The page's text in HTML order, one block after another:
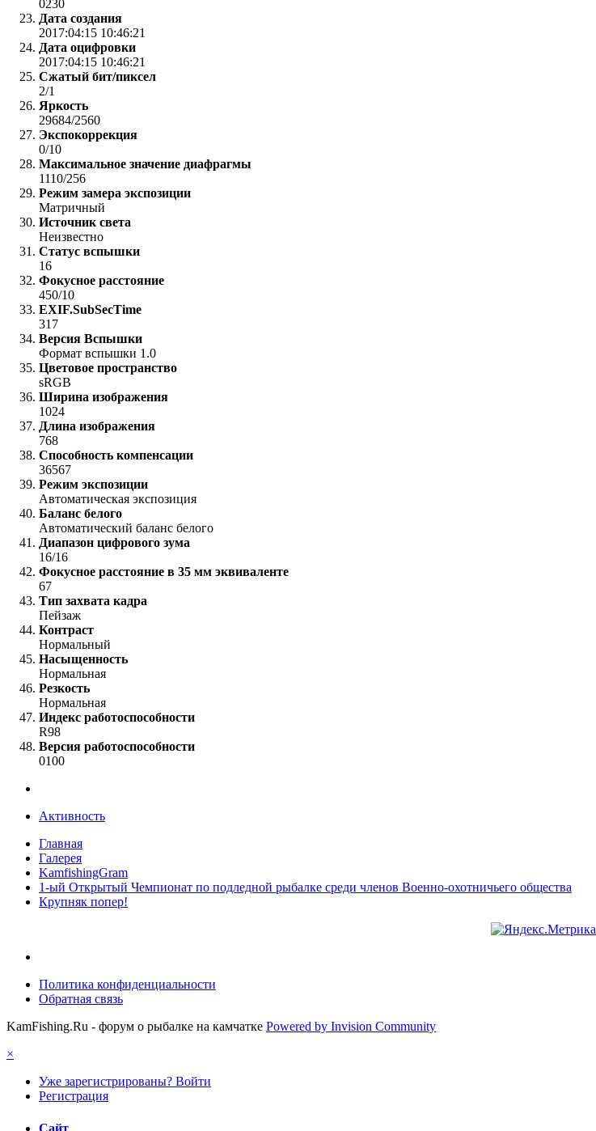
0230
Дата создания
2017:04:15 10:46:21
Дата оцифровки
2017:04:15 10:46:21
Сжатый бит/пиксел
2/1
Яркость
29684/2560
Экспокоррекция
0/10
Максимальное значение диафрагмы
1110/256
Режим замера экспозиции
Матричный
Источник света
Неизвестно
Статус вспышки
16
Фокусное расстояние
450/10
EXIF.SubSecTime
317
Версия Вспышки
Формат вспышки 1.0
Цветовое пространство
sRGB
Ширина изображения
1024
Длина изображения
768
Способность компенсации
36567
Режим экспозиции
Автоматическая экспозиция
Баланс белого
Автоматический баланс белого
Диапазон цифрового зума
16/16
Фокусное расстояние в 35 мм эквиваленте
67
Тип захвата кадра
Пейзаж
Контраст
Нормальный
Насыщенность
Нормальная
Резкость
Нормальная
Индекс работоспособности
R98
Версия работоспособности
0100
Активность
Главная
Галерея
KamfishingGram
1-ый Открытый Чемпионат по подледной рыбалке среди членов Военно-охотничьего общества
Крупняк попер!
Политика конфиденциальности
Обратная связь
KamFishing.Ru - форум о рыбалке на камчатке Powered by Invision Community
×
Уже зарегистрированы? Войти
Регистрация
Сайт